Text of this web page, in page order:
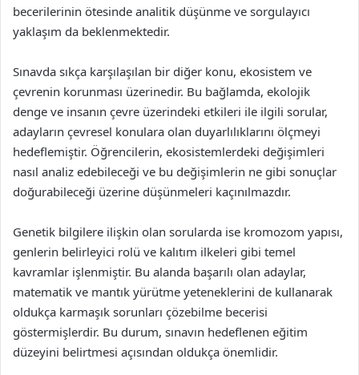
becerilerinin ötesinde analitik düşünme ve sorgulayıcı
yaklaşım da beklenmektedir.
Sınavda sıkça karşılaşılan bir diğer konu, ekosistem ve
çevrenin korunması üzerinedir. Bu bağlamda, ekolojik
denge ve insanın çevre üzerindeki etkileri ile ilgili sorular,
adayların çevresel konulara olan duyarlılıklarını ölçmeyi
hedeflemiştir. Öğrencilerin, ekosistemlerdeki değişimleri
nasıl analiz edebileceği ve bu değişimlerin ne gibi sonuçlar
doğurabileceği üzerine düşünmeleri kaçınılmazdır.
Genetik bilgilere ilişkin olan sorularda ise kromozom yapısı,
genlerin belirleyici rolü ve kalıtım ilkeleri gibi temel
kavramlar işlenmiştir. Bu alanda başarılı olan adaylar,
matematik ve mantık yürütme yeteneklerini de kullanarak
oldukça karmaşık sorunları çözebilme becerisi
göstermişlerdir. Bu durum, sınavın hedeflenen eğitim
düzeyini belirtmesi açısından oldukça önemlidir.